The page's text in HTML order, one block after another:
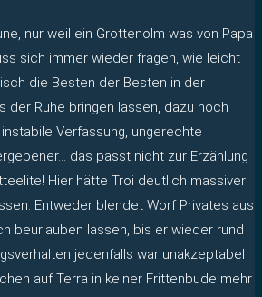
nur weil ein Grottenolm was von Papa
sich immer wieder fragen, wie leicht
die Besten der Besten in der
der Ruhe bringen lassen, dazu noch
Verfassung, ungerechte
das passt nicht zur Erzählung
Hier hätte Troi deutlich massiver
Entweder blendet Worf Privates aus
beurlauben lassen, bis er wieder rund
jedenfalls war unakzeptabel
auf Terra in keiner Frittenbude mehr